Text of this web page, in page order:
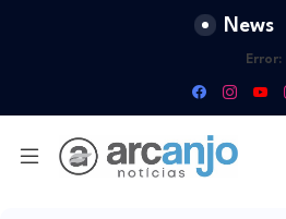
News
Error: